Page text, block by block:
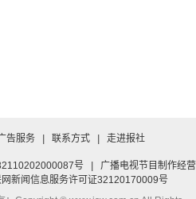
告服务 联系方式 走进报社
号
广播电视节目制作经营
网新闻信息服务许可证32120170009号